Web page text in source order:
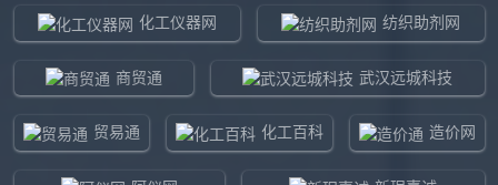
化工仪器网 纺织助剂网
商贸通 武汉远城科技
贸易通 化工百科 造价网